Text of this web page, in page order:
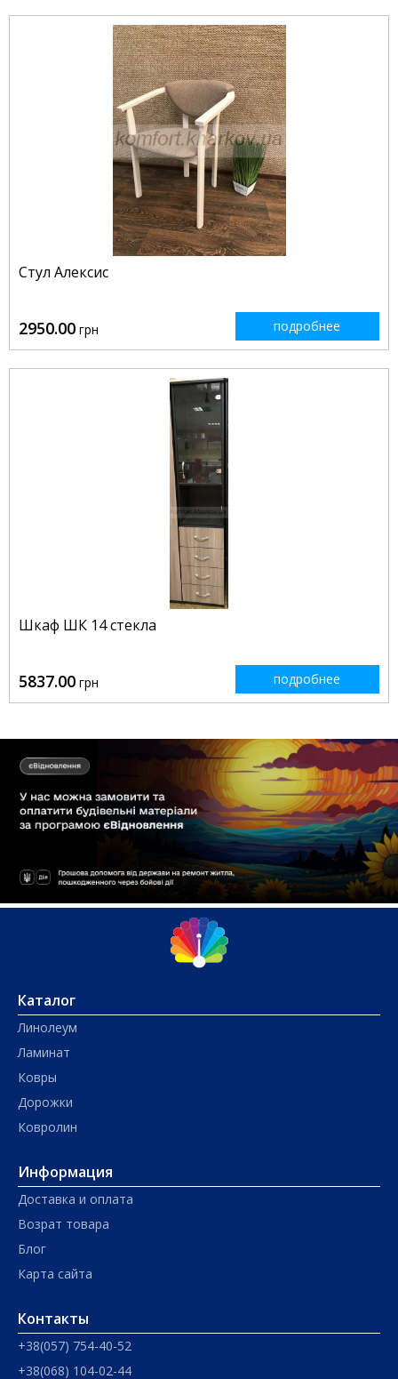
Стул Алексис
2950.00 грн подробнее
Шкаф ШК 14 стекла
5837.00 грн подробнее
Каталог
Линолеум
Ламинат
Ковры
Дорожки
Ковролин
Информация
Доставка и оплата
Возрат товара
Блог
Карта сайта
Контакты
+38(057) 754-40-52
+38(068) 104-02-44